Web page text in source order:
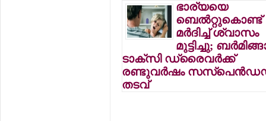
ഭാര്യയെ
ബെല്‍റ്റുകൊണ്ട്
മര്‍ദിച്ച് ശ്വാസം
മുട്ടിച്ചു;
ടാക്‌സി ഡ്രൈവര്‍ക്ക്
രണ്ടുവര്‍ഷം
തടവ്